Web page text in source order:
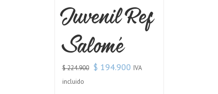
Juvenil Ref
Salomé
$224.900 $ 194.900 IVA
incluido